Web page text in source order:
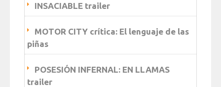
INSACIABLE trailer
MOTOR CITY crítica: El lenguaje de las
piñas
POSESIÓN INFERNAL: EN LLAMAS
trailer